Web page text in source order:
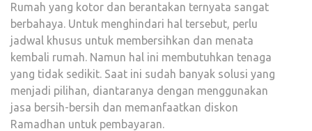
Rumah yang kotor dan berantakan ternyata sangat
berbahaya. Untuk menghindari hal tersebut, perlu
jadwal khusus untuk membersihkan dan menata
kembali rumah. Namun hal ini membutuhkan tenaga
yang tidak sedikit. Saat ini sudah banyak solusi yang
menjadi pilihan, diantaranya dengan menggunakan
jasa bersih-bersih dan memanfaatkan diskon
Ramadhan untuk pembayaran.